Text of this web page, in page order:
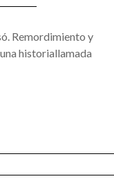
Remordimiento y
historiallamada